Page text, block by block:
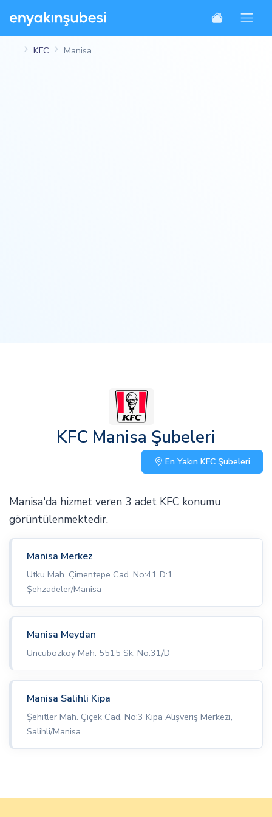
KFC Manisa
KFC Manisa Şubeleri
En Yakın KFC Şubeleri
Manisa'da hizmet veren 3 adet KFC konumu
görüntülenmektedir.
Manisa Merkez
Utku Mah. Çimentepe Cad. No:41 D:1
Şehzadeler/Manisa
Manisa Meydan
Uncubozköy Mah. 5515 Sk. No:31/D
Manisa Salihli Kipa
Şehitler Mah. Çiçek Cad. No:3 Kipa Alışveriş Merkezi,
Salihli/Manisa